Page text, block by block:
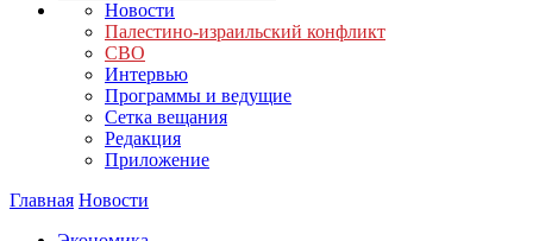
Новости
Палестино-израильский конфликт
СВО
Интервью
Программы и ведущие
Сетка вещания
Редакция
Приложение
Главная Новости